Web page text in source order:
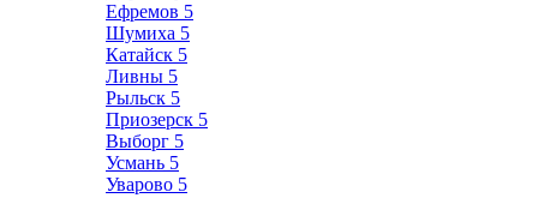
Ефремов 5
Шумиха 5
Катайск 5
Ливны 5
Рыльск 5
Приозерск 5
Выборг 5
Усмань 5
Уварово 5